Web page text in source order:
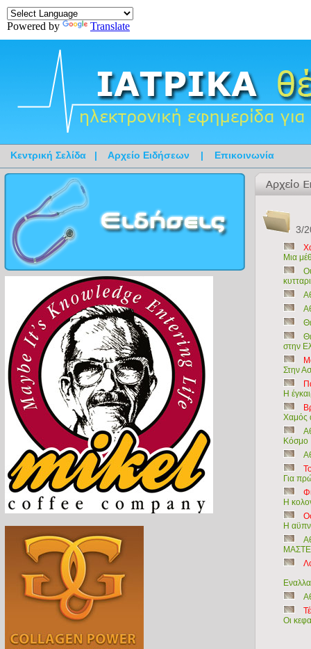
Powered by Translate
Κεντρική Σελίδα | Αρχείο Ειδήσεων | Επικοινωνία
3/
Μια
στην
Στην
Η
Χαμός
Κόσμο
Για
Η
Η
Οι